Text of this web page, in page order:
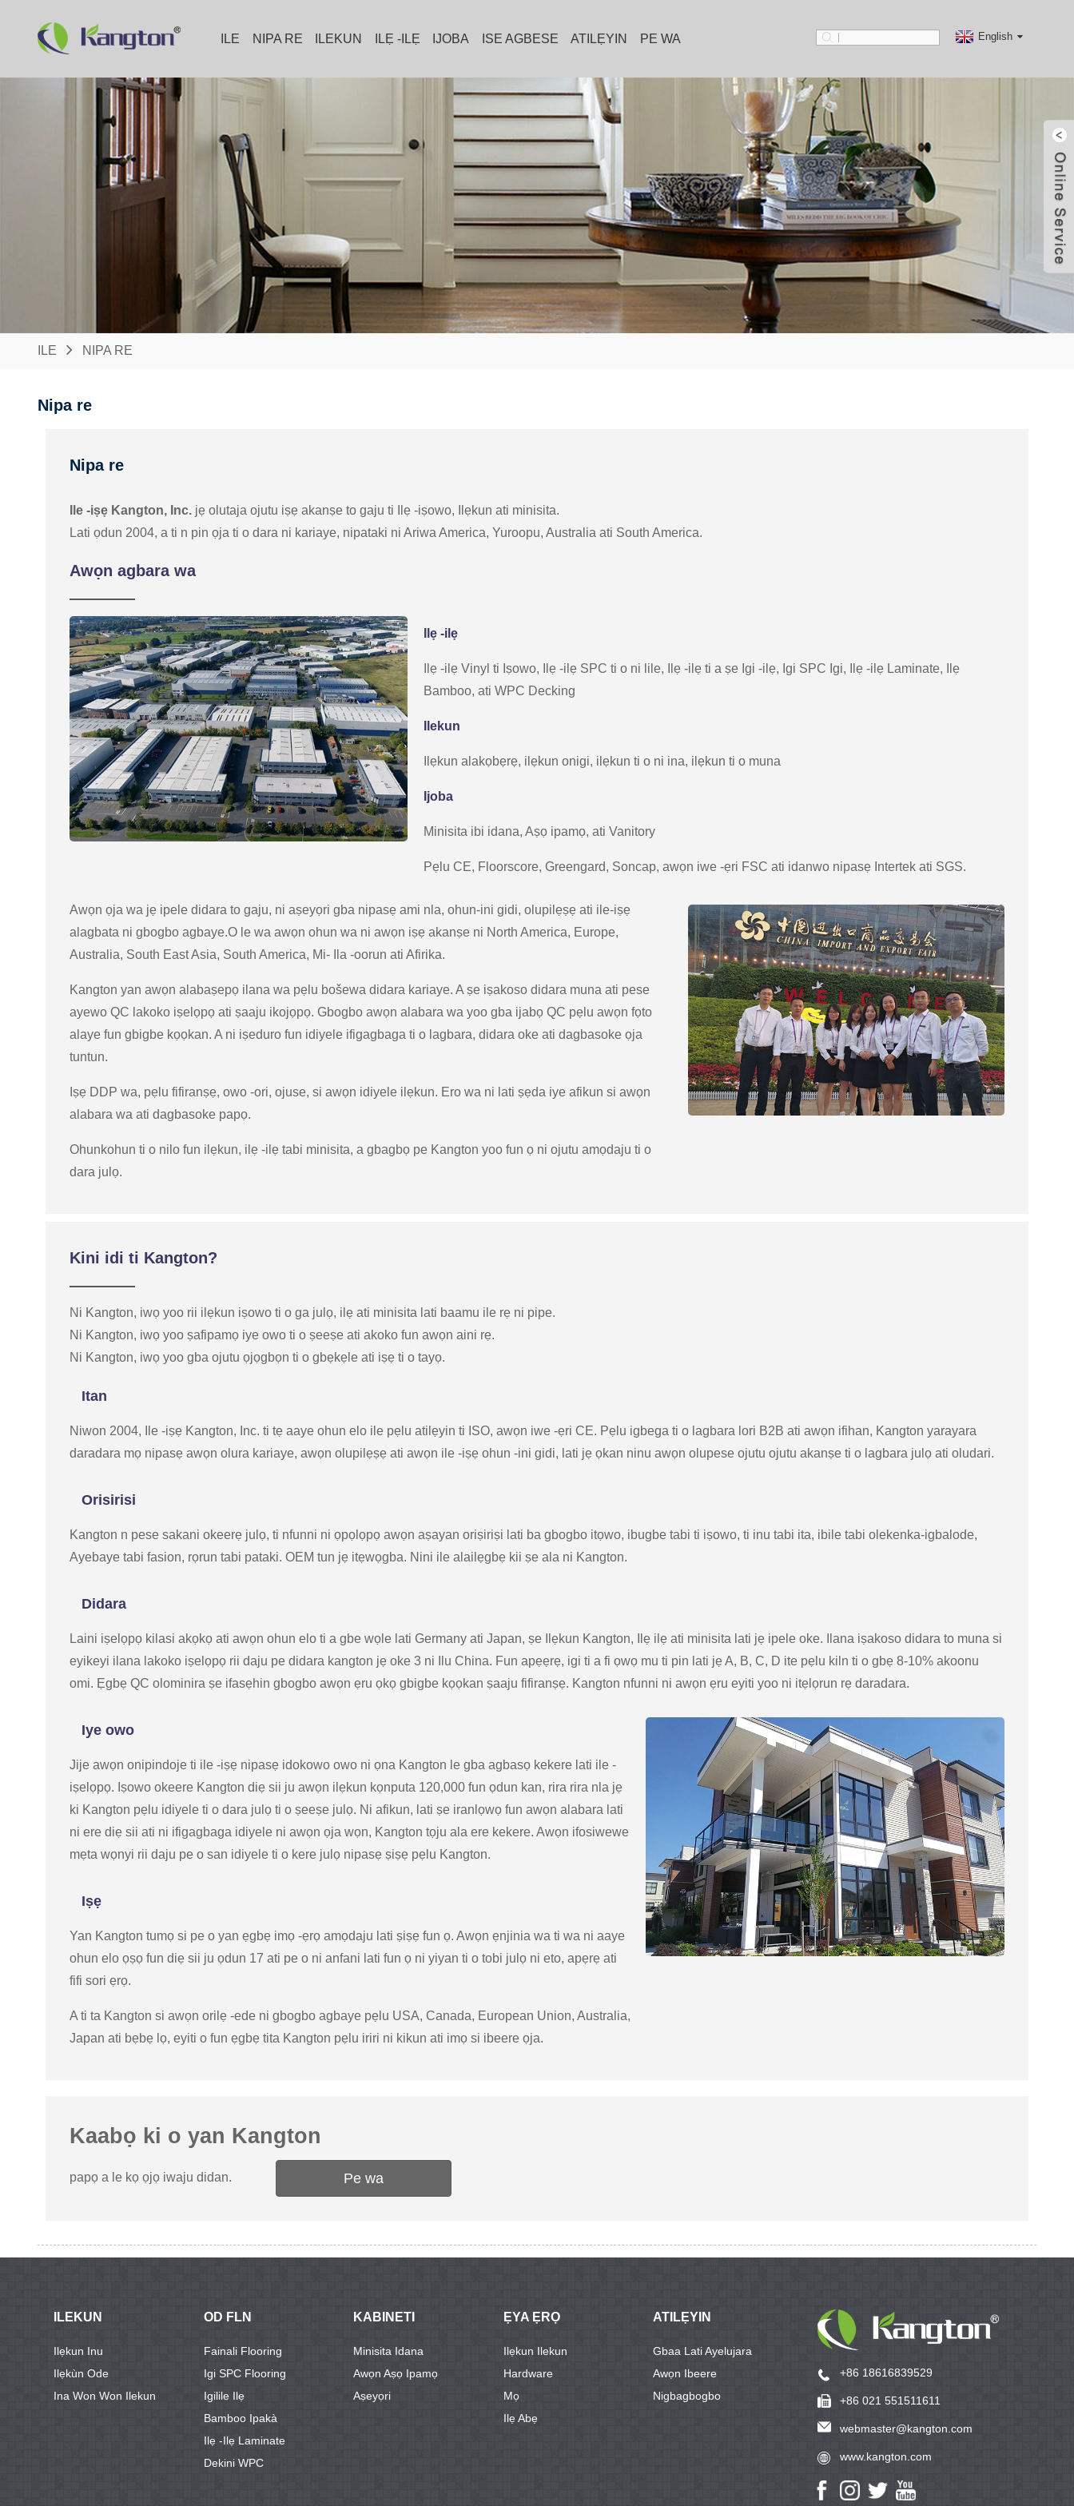
ILE NIPA RE ILEKUN ILẸ -ILẸ IJOBA ISE AGBESE ATILẸYIN PE WA English
ILE NIPA RE
Nipa re
Nipa re
Ile -iṣẹ Kangton, Inc. jẹ olutaja ojutu iṣẹ akanṣe to gaju ti Ilẹ -iṣowo, Ilẹkun ati minisita.
Lati ọdun 2004, a ti n pin ọja ti o dara ni kariaye, nipataki ni Ariwa America, Yuroopu, Australia ati South America.
Awọn agbara wa
Ilẹ -ilẹ
Ilẹ -ilẹ Vinyl ti Iṣowo, Ilẹ -ilẹ SPC ti o ni lile, Ilẹ -ilẹ ti a ṣe Igi -ilẹ, Igi SPC Igi, Ilẹ -ilẹ Laminate, Ilẹ
Bamboo, ati WPC Decking
Ilekun
Ilẹkun alakọbẹrẹ, ilẹkun onigi, ilẹkun ti o ni ina, ilẹkun ti o muna
Ijoba
Minisita ibi idana, Aṣọ ipamọ, ati Vanitory
Pẹlu CE, Floorscore, Greengard, Soncap, awọn iwe -ẹri FSC ati idanwo nipasẹ Intertek ati SGS.
Awọn ọja wa jẹ ipele didara to gaju, ni aṣeyọri gba nipasẹ ami nla, ohun-ini gidi, olupilẹṣẹ ati ile-iṣẹ
alagbata ni gbogbo agbaye.O le wa awọn ohun wa ni awọn iṣẹ akanṣe ni North America, Europe,
Australia, South East Asia, South America, Mi- Ila -oorun ati Afirika.
Kangton yan awọn alabaṣepọ ilana wa pẹlu bošewa didara kariaye. A ṣe iṣakoso didara muna ati pese
ayewo QC lakoko iṣelọpọ ati ṣaaju ikojọpọ. Gbogbo awọn alabara wa yoo gba ijabọ QC pẹlu awọn fọto
alaye fun gbigbe kọọkan. A ni iṣeduro fun idiyele ifigagbaga ti o lagbara, didara oke ati dagbasoke ọja
tuntun.
Iṣẹ DDP wa, pẹlu fifiranṣẹ, owo -ori, ojuse, si awọn idiyele ilẹkun. Ero wa ni lati ṣẹda iye afikun si awọn
alabara wa ati dagbasoke papọ.
Ohunkohun ti o nilo fun ilẹkun, ilẹ -ilẹ tabi minisita, a gbagbọ pe Kangton yoo fun ọ ni ojutu amọdaju ti o
dara julọ.
Kini idi ti Kangton?
Ni Kangton, iwọ yoo rii ilẹkun iṣowo ti o ga julọ, ilẹ ati minisita lati baamu ile rẹ ni pipe.
Ni Kangton, iwọ yoo ṣafipamọ iye owo ti o ṣeeṣe ati akoko fun awọn aini rẹ.
Ni Kangton, iwọ yoo gba ojutu ọjọgbọn ti o gbẹkẹle ati iṣẹ ti o tayọ.
Itan
Niwon 2004, Ile -iṣẹ Kangton, Inc. ti tẹ aaye ohun elo ile pẹlu atilẹyin ti ISO, awọn iwe -ẹri CE. Pẹlu igbega ti o lagbara lori B2B ati awọn ifihan, Kangton yarayara
daradara mọ nipasẹ awọn olura kariaye, awọn olupilẹṣẹ ati awọn ile -iṣẹ ohun -ini gidi, lati jẹ ọkan ninu awọn olupese ojutu ojutu akanṣe ti o lagbara julọ ati oludari.
Orisirisi
Kangton n pese sakani okeerẹ julọ, ti nfunni ni ọpọlọpọ awọn aṣayan oriṣiriṣi lati ba gbogbo itọwo, ibugbe tabi ti iṣowo, ti inu tabi ita, ibile tabi olekenka-igbalode,
Ayebaye tabi fasion, rọrun tabi pataki. OEM tun jẹ itẹwọgba. Nini ile alailẹgbẹ kii ṣe ala ni Kangton.
Didara
Laini iṣelọpọ kilasi akọkọ ati awọn ohun elo ti a gbe wọle lati Germany ati Japan, ṣe Ilẹkun Kangton, Ilẹ ilẹ ati minisita lati jẹ ipele oke. Ilana iṣakoso didara to muna si
eyikeyi ilana lakoko iṣelọpọ rii daju pe didara kangton jẹ oke 3 ni Ilu China. Fun apẹẹrẹ, igi ti a fi ọwọ mu ti pin lati jẹ A, B, C, D ite pẹlu kiln ti o gbẹ 8-10% akoonu
omi. Ẹgbẹ QC olominira ṣe ifasẹhin gbogbo awọn ẹru ọkọ gbigbe kọọkan ṣaaju fifiranṣẹ. Kangton nfunni ni awọn ẹru eyiti yoo ni itẹlọrun rẹ daradara.
Iye owo
Jije awọn onipindoje ti ile -iṣẹ nipasẹ idokowo owo ni ọna Kangton le gba agbasọ kekere lati ile -
iṣelọpọ. Iṣowo okeere Kangton diẹ sii ju awọn ilẹkun kọnputa 120,000 fun ọdun kan, rira rira nla jẹ
ki Kangton pẹlu idiyele ti o dara julọ ti o ṣeeṣe julọ. Ni afikun, lati ṣe iranlọwọ fun awọn alabara lati
ni ere diẹ sii ati ni ifigagbaga idiyele ni awọn ọja wọn, Kangton tọju ala ere kekere. Awọn ifosiwewe
mẹta wọnyi rii daju pe o san idiyele ti o kere julọ nipasẹ ṣiṣẹ pẹlu Kangton.
Iṣẹ
Yan Kangton tumọ si pe o yan ẹgbẹ imọ -ẹrọ amọdaju lati ṣiṣẹ fun ọ. Awọn ẹnjinia wa ti wa ni aaye
ohun elo ọṣọ fun diẹ sii ju ọdun 17 ati pe o ni anfani lati fun ọ ni yiyan ti o tobi julọ ni eto, apẹrẹ ati
fifi sori ẹrọ.
A ti ta Kangton si awọn orilẹ -ede ni gbogbo agbaye pẹlu USA, Canada, European Union, Australia,
Japan ati bẹbẹ lọ, eyiti o fun ẹgbẹ tita Kangton pẹlu iriri ni kikun ati imọ si ibeere ọja.
Kaabọ ki o yan Kangton
papọ a le kọ ọjọ iwaju didan. Pe wa
ILEKUN
Ilẹkun Inu
Ilẹkùn Ode
Ina Won Won Ilekun
OD FLN
Fainali Flooring
Igi SPC Flooring
Igilile Ilẹ
Bamboo Ipakà
Ilẹ -ilẹ Laminate
Dekini WPC
KABINETI
Minisita Idana
Awọn Aṣọ Ipamọ
Aṣeyọri
ẸYA ẸRỌ
Ilẹkun Ilekun
Hardware
Mọ
Ilẹ Abẹ
ATILẸYIN
Gbaa Lati Ayelujara
Awọn Ibeere
Nigbagbogbo
+86 18616839529
+86 021 551511611
webmaster@kangton.com
www.kangton.com